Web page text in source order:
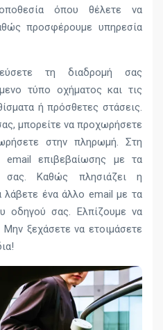
όπου θέλετε να
προσφέρουμε υπηρεσία
τη διαδρομή σας
τύπο οχήματος και τις
ή πρόσθετες στάσεις.
μπορείτε να προχωρήσετε
στην πληρωμή. Στη
email επιβεβαίωσης με τα
σας. Καθώς πλησιάζει η
λάβετε ένα άλλο email με τα
οδηγού σας. Ελπίζουμε να
ξεχάσετε να ετοιμάσετε